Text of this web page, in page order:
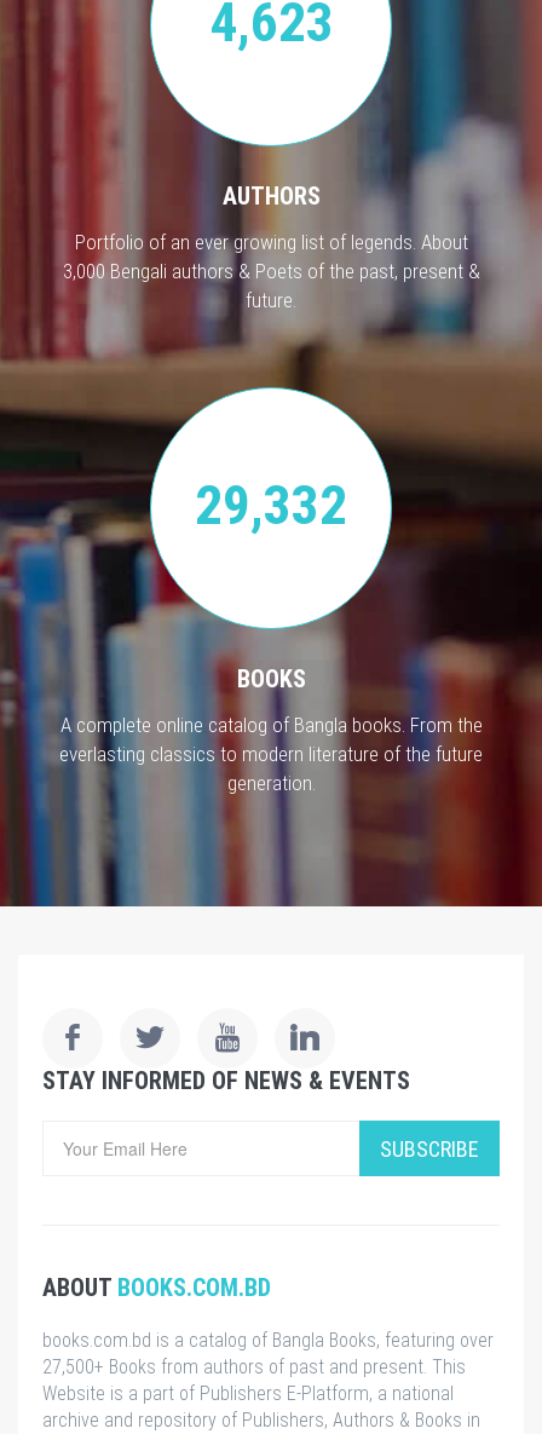
4,623
AUTHORS
Portfolio of an ever growing list of legends. About
3,000 Bengali authors & Poets of the past, present &
future.
29,332
BOOKS
A complete online catalog of Bangla books. From the
everlasting classics to modern literature of the future
generation.
STAY INFORMED OF NEWS & EVENTS
SUBSCRIBE
ABOUT BOOKS.COM.BD
books.com.bd is a catalog of Bangla Books, featuring over
27,500+ Books from authors of past and present. This
Website is a part of Publishers E-Platform, a national
archive and repository of Publishers, Authors & Books in